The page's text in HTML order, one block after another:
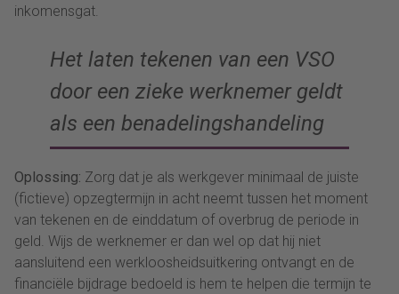
inkomensgat.
Het laten tekenen van een VSO
door een zieke werknemer geldt
als een benadelingshandeling
Oplossing: Zorg dat je als werkgever minimaal de juiste
(fictieve) opzegtermijn in acht neemt tussen het moment
van tekenen en de einddatum of overbrug de periode in
geld. Wijs de werknemer er dan wel op dat hij niet
aansluitend een werkloosheidsuitkering ontvangt en de
financiële bijdrage bedoeld is hem te helpen die termijn te